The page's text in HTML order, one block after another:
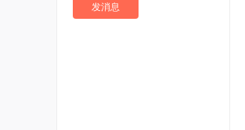
发消息